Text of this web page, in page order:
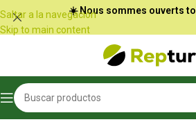
Panel de gestión de cookies
Saltar a la navegación
Skip to main content
☀️ Nous sommes ouverts
Inicio/Obras públicas y manipulación